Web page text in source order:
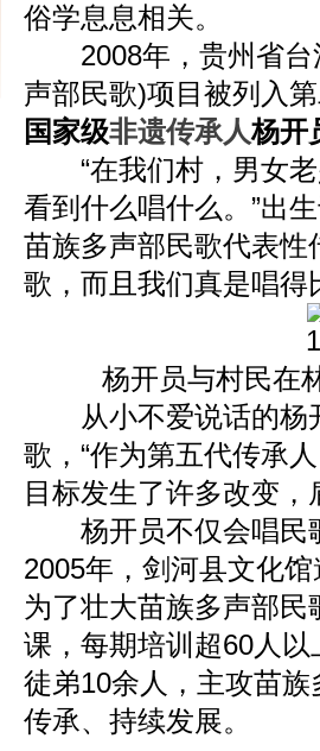
俗学息息相关。
2008年，贵州省台
声部民歌)项目被列入
国家级非遗传承人杨开
“在我们村，男女老
看到什么唱什么。”出
苗族多声部民歌代表
歌，而且我们真是唱得
杨开员与村民在林
从小不爱说话的杨
歌，“作为第五代传承
目标发生了许多改变
杨开员不仅会唱民
2005年，剑河县文化
为了壮大苗族多声部
课，每期培训超60人
徒弟10余人，主攻苗
传承、持续发展。